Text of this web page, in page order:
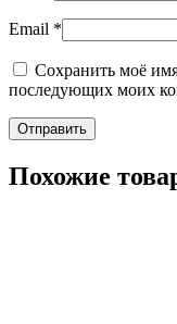
Email *
Сохранить моё
последующих моих
Похожие